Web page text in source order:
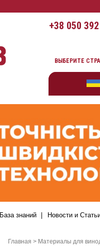
+38 050
ВЫБЕРИТЕ
База знаний Новости и
Главная > Материалы для